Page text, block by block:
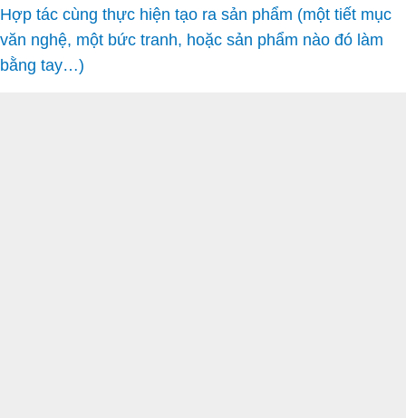
Hợp tác cùng thực hiện tạo ra sản phẩm (một tiết mục
văn nghệ, một bức tranh, hoặc sản phẩm nào đó làm
bằng tay…)